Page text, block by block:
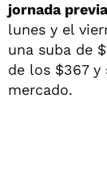
jornada
lunes y el
una suba de
de los $367
mercado.